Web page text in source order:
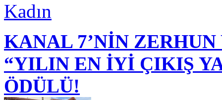
Kadın
KANAL 7’NİN
“YILIN EN İYİ ÇIKIŞ
ÖDÜLÜ!